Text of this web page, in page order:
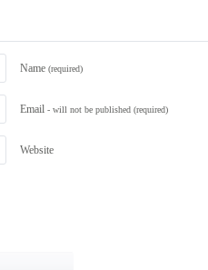
Name (required)
Email - will not be published (required)
Website